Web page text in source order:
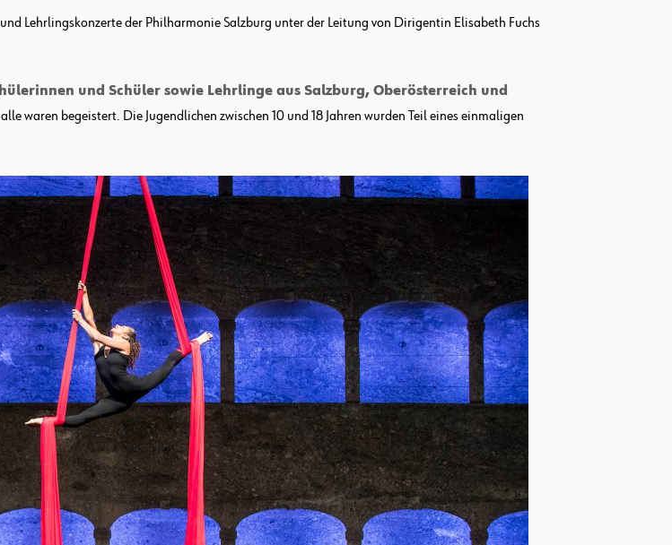
Lehrlingskonzerte der Philharmonie Salzburg unter der Leitung von Dirigentin Elisabeth Fuchs
und Schüler sowie Lehrlinge aus Salzburg, Oberösterreich und
waren begeistert. Die Jugendlichen zwischen 10 und 18 Jahren wurden Teil eines einmaligen